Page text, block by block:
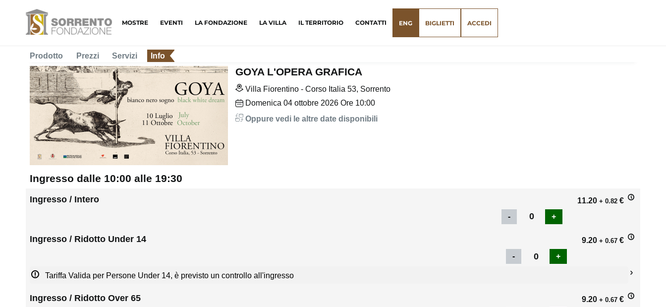
MOSTRE EVENTI LA FONDAZIONE LA VILLA IL TERRITORIO CONTATTI ENG BIGLIETTI ACCEDI
Prodotto Prezzi Servizi Info
GOYA L'OPERA GRAFICA
Villa Fiorentino - Corso Italia 53, Sorrento
Domenica 04 ottobre 2026 Ore 10:00
Oppure vedi le altre date disponibili
Ingresso dalle 10:00 alle 19:30
Ingresso / Intero 11.20 + 0.82 €
Ingresso / Ridotto Under 14 9.20 + 0.67 €
Tariffa Valida per Persone Under 14, è previsto un controllo all'ingresso
Ingresso / Ridotto Over 65 9.20 + 0.67 €